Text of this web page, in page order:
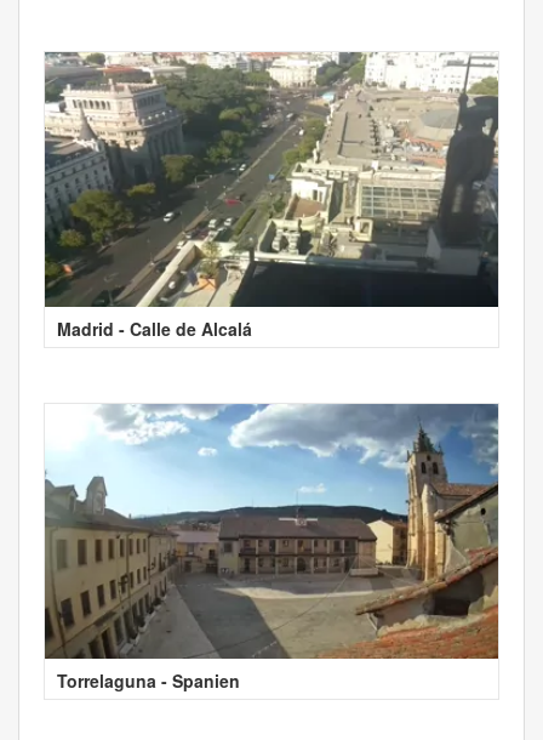
Madrid - Calle de Alcalá
Torrelaguna - Spanien